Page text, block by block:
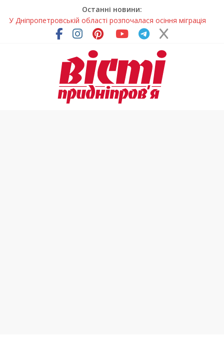
Останні новини:
У Дніпропетровській області розпочалася осіння міграція
На Дніпропетровщині вводять сезонну заборону на вилов
Петриківський розпис у всій красі: нова виставка відкрилася
на Дніпропетровщині
У Дніпрі на три місяці можуть обмежити рух на Вокзальній